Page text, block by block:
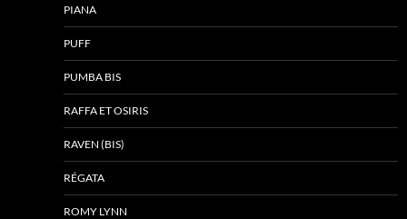
PIANA
PUFF
PUMBA BIS
RAFFA ET OSIRIS
RAVEN (BIS)
RÉGATA
ROMY LYNN